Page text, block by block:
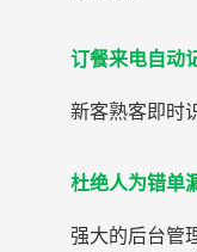
订餐来电自动
新客熟客即时
杜绝人为错单
强大的后台管